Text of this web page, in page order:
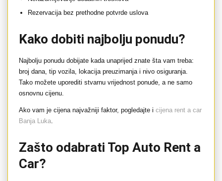
Rezervacija bez prethodne potvrde uslova
Kako dobiti najbolju ponudu?
Najbolju ponudu dobijate kada unaprijed znate šta vam treba:
broj dana, tip vozila, lokacija preuzimanja i nivo osiguranja.
Tako možete uporediti stvarnu vrijednost ponude, a ne samo
osnovnu cijenu.
Ako vam je cijena najvažniji faktor, pogledajte i cijena rent a car
Banja Luka.
Zašto odabrati Top Auto Rent a
Car?